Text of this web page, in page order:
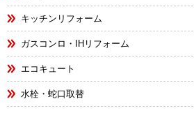
キッチンリフォーム
ガスコンロ・IHリフォーム
エコキュート
水栓・蛇口取替